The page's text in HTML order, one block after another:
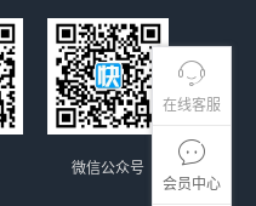
在线客服
会员中心
微信公众号